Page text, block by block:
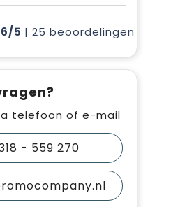
5 | 25 beoordelingen
telefoon of e-mail
- 559 270